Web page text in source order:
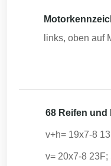
links, oben auf
68 Reifen und
v+h= 19x7-8
v= 20x7-8 23F;